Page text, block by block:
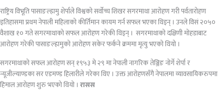
राष्ट्रिय विभूति पासाङल्हामु शेर्पाले विश्वको सर्वोच्च शिखर सगरमाथा आरोहण गरी पर्वतारोहण
इतिहासमा प्रथम नेपाली महिलाको कीर्तिमान कायम गर्न सफल भएका थिइन् । उनले विसं २०५०
वैशाख १० गते सगरमाथाको सफल आरोहण गरेकी थिइन् । सगरमाथाको दक्षिणी मोहडाबाट
आरोहण गरेकी पासाङल्हामुको आरोहण सकेर फर्कने क्रममा मृत्यु भएको थियो ।
सगरमाथाको सफल आरोहण सन् १९५३ मे २९ मा नेपाली नागरिक तेञ्जिङ नोर्गे शेर्पा र
न्यूजील्याण्डका सर एडमण्ड हिलारीले गरेका थिए । उक्त आरोहणसँगै नेपालमा व्यावसायिकरुपमा
हिमाल आरोहण शुरु भएको थियो । रासस